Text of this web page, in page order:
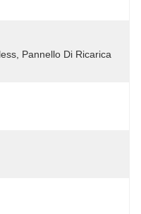
Pannello Di Ricarica